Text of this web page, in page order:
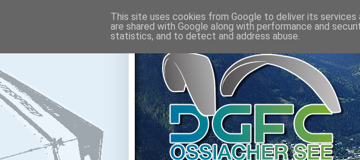
This site uses cookies from Google to deliver its
are shared with Google along with performance and
statistics, and to detect and address abuse.